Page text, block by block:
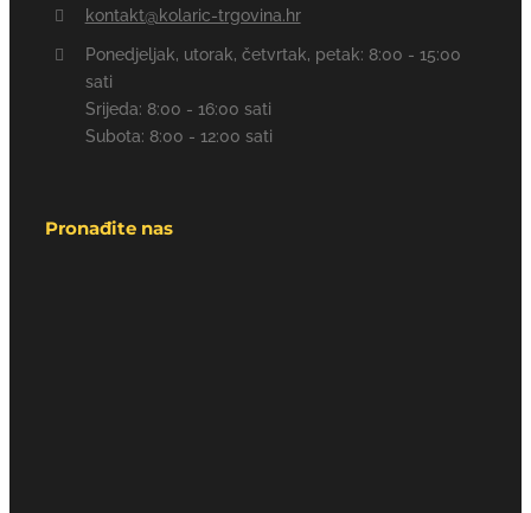
kontakt@kolaric-trgovina.hr
Ponedjeljak, utorak, četvrtak, petak: 8:00 - 15:00
sati
Srijeda: 8:00 - 16:00 sati
Subota: 8:00 - 12:00 sati
Pronađite nas